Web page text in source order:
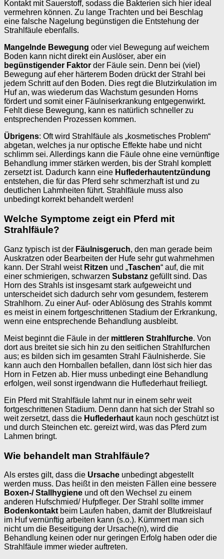
Kontakt mit Sauerstoff, sodass die Bakterien sich hier ideal
vermehren können. Zu lange Trachten und bei Beschlag
eine falsche Nagelung begünstigen die Entstehung der
Strahlfäule ebenfalls.
Mangelnde Bewegung oder viel Bewegung auf weichem
Boden kann nicht direkt ein Auslöser, aber ein
begünstigender Faktor der Fäule sein. Denn bei (viel)
Bewegung auf eher härterem Boden drückt der Strahl bei
jedem Schritt auf den Boden. Dies regt die Blutzirkulation im
Huf an, was wiederum das Wachstum gesunden Horns
fördert und somit einer Fäulniserkrankung entgegenwirkt.
Fehlt diese Bewegung, kann es natürlich schneller zu
entsprechenden Prozessen kommen.
Übrigens: Oft wird Strahlfäule als „kosmetisches Problem“
abgetan, welches ja nur optische Effekte habe und nicht
schlimm sei. Allerdings kann die Fäule ohne eine vernünftige
Behandlung immer stärken werden, bis der Strahl komplett
zersetzt ist. Dadurch kann eine Huflederhautentzündung
entstehen, die für das Pferd sehr schmerzhaft ist und zu
deutlichen Lahmheiten führt. Strahlfäule muss also
unbedingt korrekt behandelt werden!
Welche Symptome zeigt ein Pferd mit
Strahlfäule?
Ganz typisch ist der Fäulnisgeruch, den man gerade beim
Auskratzen oder Bearbeiten der Hufe sehr gut wahrnehmen
kann. Der Strahl weist Ritzen und „Taschen“ auf, die mit
einer schmierigen, schwarzen Substanz gefüllt sind. Das
Horn des Strahls ist insgesamt stark aufgeweicht und
unterscheidet sich dadurch sehr vom gesundem, festerem
Strahlhorn. Zu einer Auf- oder Ablösung des Strahls kommt
es meist in einem fortgeschrittenen Stadium der Erkrankung,
wenn eine entsprechende Behandlung ausbleibt.
Meist beginnt die Fäule in der mittleren Strahlfurche. Von
dort aus breitet sie sich hin zu den seitlichen Strahlfurchen
aus; es bilden sich im gesamten Strahl Fäulnisherde. Sie
kann auch den Hornballen befallen, dann löst sich hier das
Horn in Fetzen ab. Hier muss unbedingt eine Behandlung
erfolgen, weil sonst irgendwann die Huflederhaut freiliegt.
Ein Pferd mit Strahlfäule lahmt nur in einem sehr weit
fortgeschrittenen Stadium. Denn dann hat sich der Strahl so
weit zersetzt, dass die Huflederhaut kaun noch geschützt ist
und durch Steinchen etc. gereizt wird, was das Pferd zum
Lahmen bringt.
Wie behandelt man Strahlfäule?
Als erstes gilt, dass die Ursache unbedingt abgestellt
werden muss. Das heißt in den meisten Fällen eine bessere
Boxen-/ Stallhygiene und oft den Wechsel zu einem
anderen Hufschmied/ Hufpfleger. Der Strahl sollte immer
Bodenkontakt beim Laufen haben, damit der Blutkreislauf
im Huf vernünftig arbeiten kann (s.o.). Kümmert man sich
nicht um die Beseitigung der Ursache(n), wird die
Behandlung keinen oder nur geringen Erfolg haben oder die
Strahlfäule immer wieder auftreten.